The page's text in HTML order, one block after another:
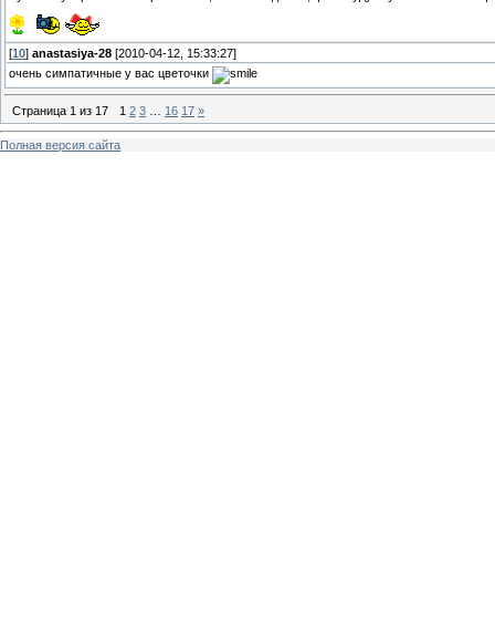
[10] anastasiya-28 [2010-04-12, 15:33:27]
очень симпатичные у вас цветочки
Страница 1 из 17 1 2 3 16 17 »
Полная версия сайта